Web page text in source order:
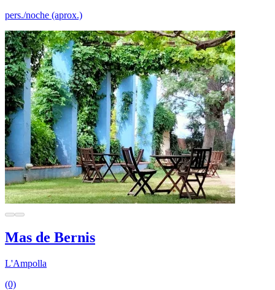
pers./noche (aprox.)
Mas de Bernis
L'Ampolla
(0)